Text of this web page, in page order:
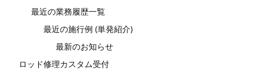
最近の業務履歴一覧
最近の施行例 (単発紹介)
最新のお知らせ
ロッド修理カスタム受付